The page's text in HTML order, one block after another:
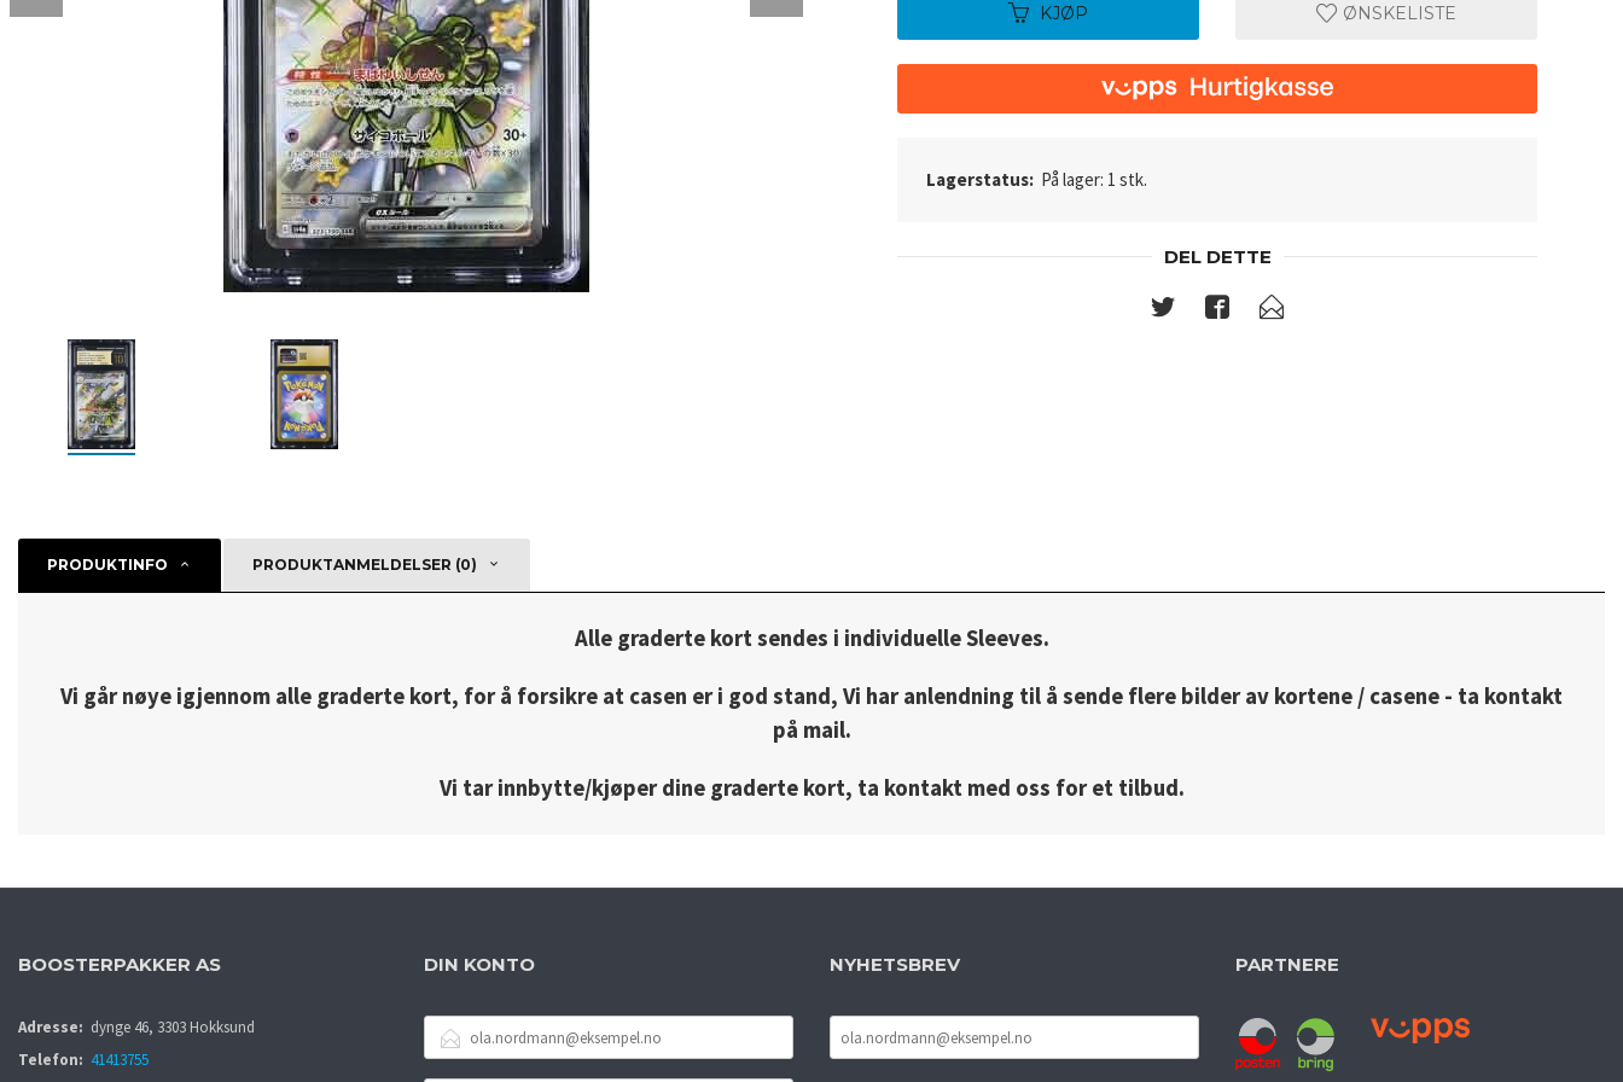
KJØP ØNSKELISTE
Lagerstatus: På lager: 1 stk.
DEL DETTE
PRODUKTINFO PRODUKTANMELDELSER (0)
Alle graderte kort sendes i individuelle Sleeves.
Vi går nøye igjennom alle graderte kort, for å forsikre at casen er i god stand, Vi har anlendning til å sende flere bilder av kortene / casene - ta kontakt
på mail.
Vi tar innbytte/kjøper dine graderte kort, ta kontakt med oss for et tilbud.
BOOSTERPAKKER AS
Adresse: dynge 46, 3303 Hokksund
Telefon: 41413755
DIN KONTO
POSTADRESSE
NYHETSBREV PARTNERE